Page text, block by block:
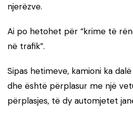
njerëzve.
Ai po hetohet për “krime të
në trafik”.
Sipas hetimeve, kamioni ka
dhe është përplasur me një
përplasjes, të dy automjetet